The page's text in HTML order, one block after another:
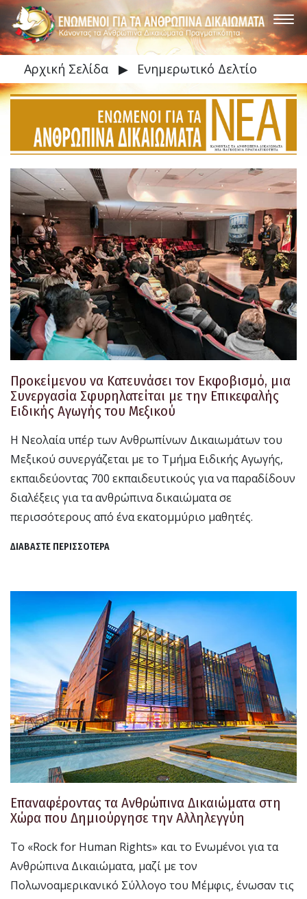
Αρχική Σελίδα ▶ Ενημερωτικό Δελτίο
Προκείμενου να Κατευνάσει τον Εκφοβισμό, μια
Συνεργασία Σφυρηλατείται με την Επικεφαλής
Ειδικής Αγωγής του Μεξικού
Η Νεολαία υπέρ των Ανθρωπίνων Δικαιωμάτων του
Μεξικού συνεργάζεται με το Τμήμα Ειδικής Αγωγής,
εκπαιδεύοντας 700 εκπαιδευτικούς για να παραδίδουν
διαλέξεις για τα ανθρώπινα δικαιώματα σε
περισσότερους από ένα εκατομμύριο μαθητές.
ΔΙΑΒΑΣΤΕ ΠΕΡΙΣΣΟΤΕΡΑ
Επαναφέροντας τα Ανθρώπινα Δικαιώματα στη
Χώρα που Δημιούργησε την Αλληλεγγύη
Το «Rock for Human Rights» και το Ενωμένοι για τα
Ανθρώπινα Δικαιώματα, μαζί με τον
Πολωνοαμερικανικό Σύλλογο του Μέμφις, ένωσαν τις